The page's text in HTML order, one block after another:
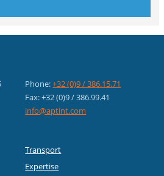
Phone:+32 (0)9 / 386.15.71
Fax: +32 (0)9 / 386.99.41
info@aptint.com
Transport
Expertise